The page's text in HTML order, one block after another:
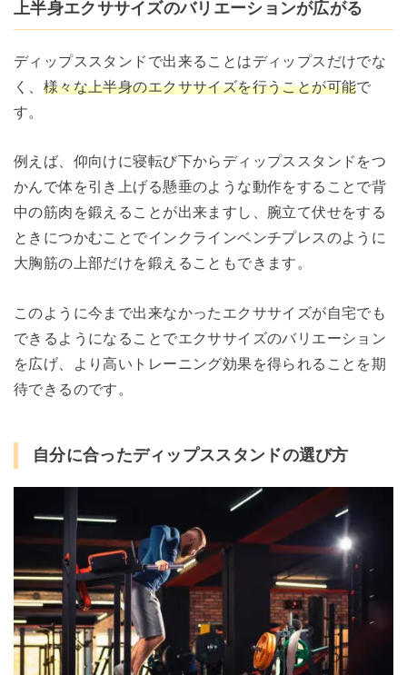
上半身エクササイズのバリエーションが広がる
ディップススタンドで出来ることはディップスだけでな
く、 様々な上半身のエクササイズを行うことが可能で
す。
例えば、仰向けに寝転び下からディップススタンドをつ
かんで体を引き上げる懸垂のような動作をすることで背
中の筋肉を鍛えることが出来ますし、腕立て伏せをする
ときにつかむことでインクラインベンチプレスのように
大胸筋の上部だけを鍛えることもできます。
このように今まで出来なかったエクササイズが自宅でも
できるようになることでエクササイズのバリエーション
を広げ、より高いトレーニング効果を得られることを期
待できるのです。
自分に合ったディップススタンドの選び方